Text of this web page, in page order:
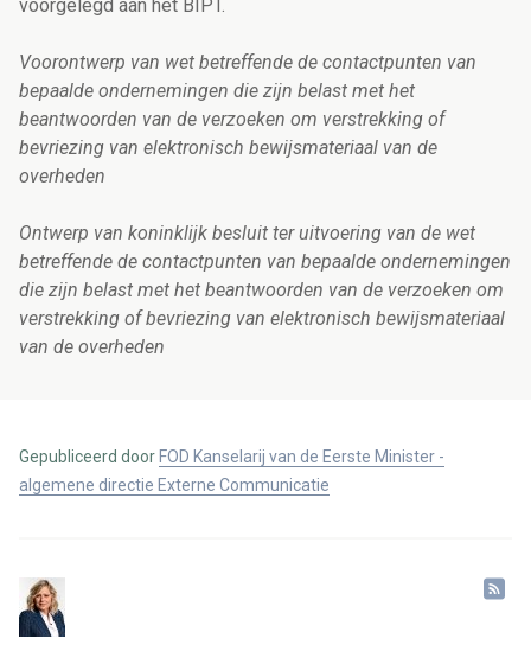
voorgelegd aan het BIPT.
Voorontwerp van wet betreffende de contactpunten van
bepaalde ondernemingen die zijn belast met het
beantwoorden van de verzoeken om verstrekking of
bevriezing van elektronisch bewijsmateriaal van de
overheden
Ontwerp van koninklijk besluit ter uitvoering van de wet
betreffende de contactpunten van bepaalde ondernemingen
die zijn belast met het beantwoorden van de verzoeken om
verstrekking of bevriezing van elektronisch bewijsmateriaal
van de overheden
Gepubliceerd door FOD Kanselarij van de Eerste Minister -
algemene directie Externe Communicatie